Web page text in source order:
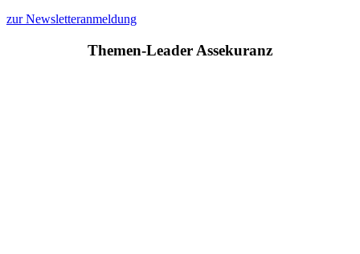
zur Newsletteranmeldung
Themen-Leader Assekuranz